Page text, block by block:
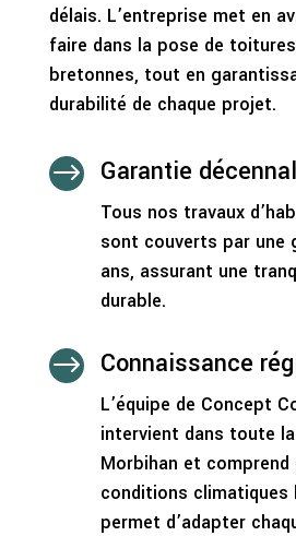
délais. L’entreprise met en
faire dans la pose de
bretonnes, tout en
durabilité de chaque projet.
$ Garantie
Tous nos travaux
sont couverts par une
ans, assurant une
durable.
$ Connaissance
L’équipe de Concept
intervient dans toute
Morbihan et
conditions climatiques
permet d’adapter